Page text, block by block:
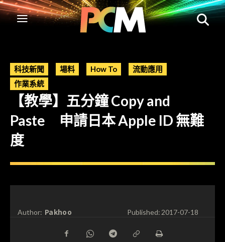
科技新聞 場料 How To
流動應用
作業系統
【教學】五分鐘 Copy and
Paste 申請日本 Apple ID 無難
度
Author: Pakhoo Published:2017-07-18